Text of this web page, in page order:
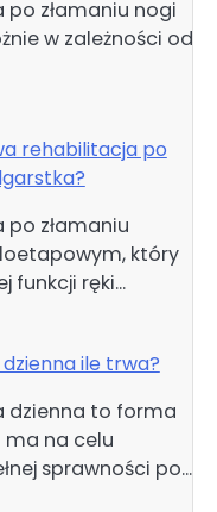
po złamaniu nogi
w zależności od
rehabilitacja po
złamaniu
który
funkcji ręki…
ile trwa?
dzienna to forma
na celu
sprawności po…